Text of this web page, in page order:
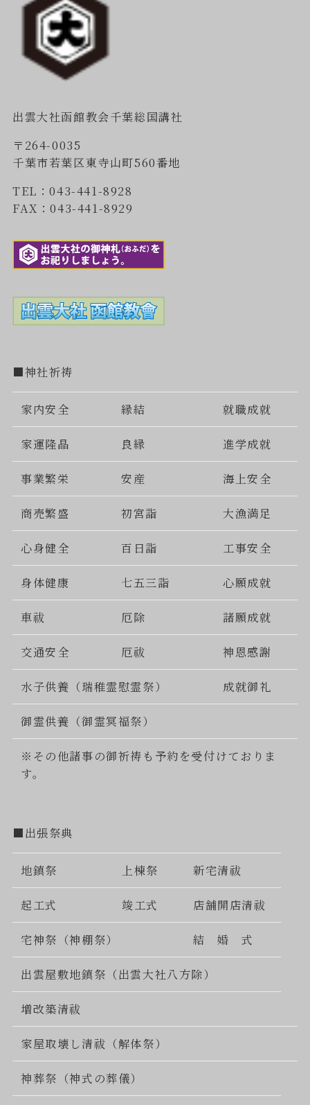
出雲大社函館教会千葉総国講社
〒264-0035
千葉市若葉区東寺山町560番地
TEL：043-441-8928
FAX：043-441-8929
■神社祈祷
家内安全 縁結 就職成就
家運隆晶 良縁 進学成就
事業繁栄 安産 海上安全
商売繁盛 初宮詣 大漁満足
心身健全 百日詣 工事安全
身体健康 七五三詣 心願成就
車祓 厄除 諸願成就
交通安全 厄祓 神恩感謝
水子供養（瑞稚霊慰霊祭） 成就御礼
御霊供養（御霊冥福祭）
※その他諸事の御祈祷も予約を受付けておりま
す。
■出張祭典
地鎮祭 上棟祭 新宅清祓
起工式 竣工式 店舗開店清祓
宅神祭（神棚祭） 結 婚 式
出雲屋敷地鎮祭（出雲大社八方除）
増改築清祓
家屋取壊し清祓（解体祭）
神葬祭（神式の葬儀）